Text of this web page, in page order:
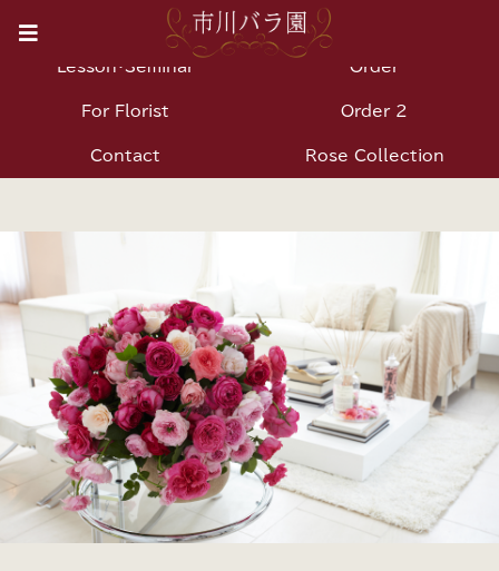
Lesson・Seminar Order
For Florist Order 2
Contact Rose Collection